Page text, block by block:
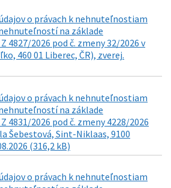
o právach k nehnuteľnostiam
na základe
4827/2026 pod č. zmeny 32/2026 v
460 01 Liberec, ČR), zverej.
o právach k nehnuteľnostiam
na základe
4831/2026 pod č. zmeny 4228/2026
Šebestová, Sint-Niklaas, 9100
(316,2 kB)
o právach k nehnuteľnostiam